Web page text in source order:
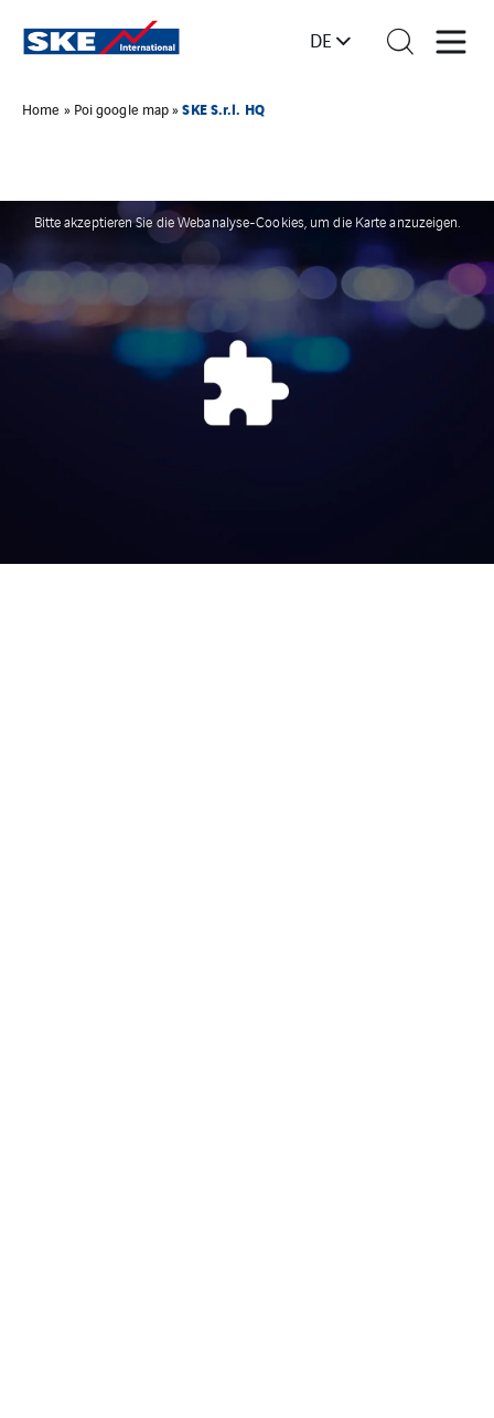
DE
Home » Poi google map»SKE S.r.l. HQ
Bitte akzeptieren Sie die Webanalyse-Cookies, um die Karte anzuzeigen.